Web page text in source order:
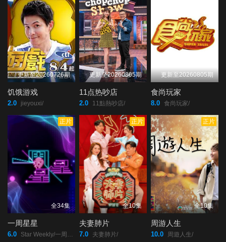
第20220210期 第20220211期 第20220214期
第20220215期 第20220216期 第20220217期
第20220218期 第20220220期 第20220221(微女人)
期
第20220221期 第20220222期 第20220223期
第20220224期 第20220225期 第20220228(微女人)
期
第20220228期 第20220301期 第20220302期
第20220303期 第20220304期 第20220307(微女人)
更新至20260726期
饥饿游戏
2.0 jieyouxi/
更新至20260805期
11点热吵店
2.0 11點熱吵店/
更新至20260805期
食尚玩家
8.0 食尚玩家/
正片
全34集
一周星星
6.0 Star Weekly/一周星星/
正片
全10集
夫妻肺片
7.0 夫妻肺片/
正片
全10集
周游人生
10.0 周遊人生/